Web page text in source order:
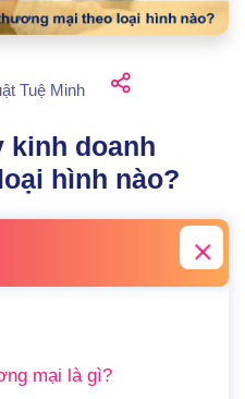
Tuệ Minh
kinh doanh
hình nào?
mại là gì?